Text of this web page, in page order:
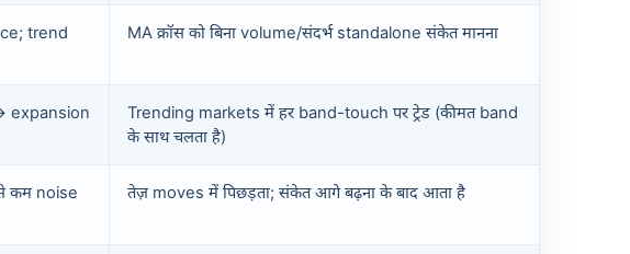
trend
MA क्रॉस को बिना volume/संदर्भ standalone संकेत मानना
expansion
Trending markets में हर band-touch पर ट्रेड (कीमत band
के साथ चलता है)
कम noise तेज़ moves में पिछड़ता; संकेत आगे बढ़ना के बाद आता है